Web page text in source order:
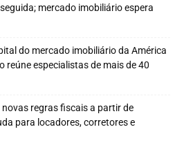
mercado imobiliário espera
do mercado imobiliário da América
reúne especialistas de mais de 40
regras fiscais a partir de
para locadores, corretores e